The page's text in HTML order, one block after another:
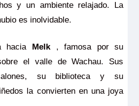
y un ambiente relajado. La
es inolvidable.
hacia Melk, famosa por su
el valle de Wachau. Sus
su biblioteca y su
la convierten en una joya